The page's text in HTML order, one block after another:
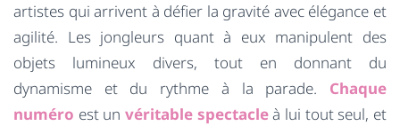
artistes qui arrivent à défier la gravité avec élégance et
agilité. Les jongleurs quant à eux manipulent des
objets lumineux divers, tout en donnant du
dynamisme et du rythme à la parade. Chaque
numéro est un véritable spectacleà lui tout seul, et